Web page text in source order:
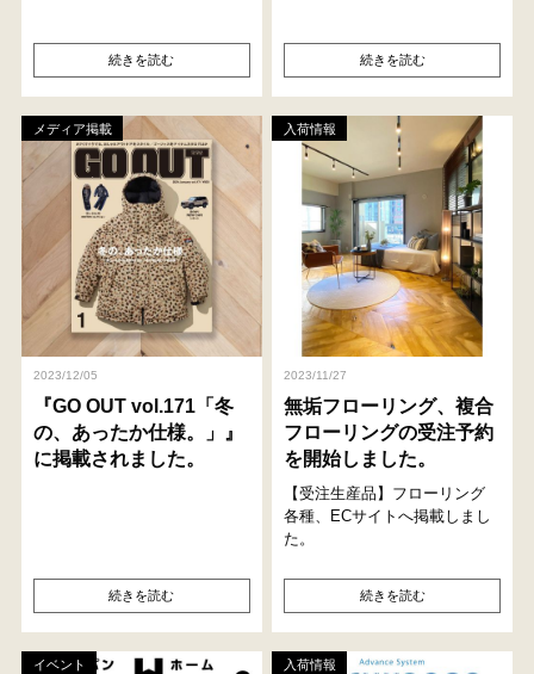
続きを読む 続きを読む
メディア掲載
2023/12/05
『GO OUT vol.171「冬
の、あったか仕様。」』
に掲載されました。
続きを読む
入荷情報
2023/11/27
無垢フローリング、複合
フローリングの受注予約
を開始しました。
【受注生産品】フローリング
各種、ECサイトへ掲載しまし
た。
続きを読む
イベント 入荷情報